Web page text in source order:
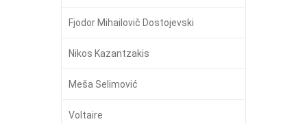
Fjodor Mihailovič Dostojevski
Nikos Kazantzakis
Meša Selimović
Voltaire